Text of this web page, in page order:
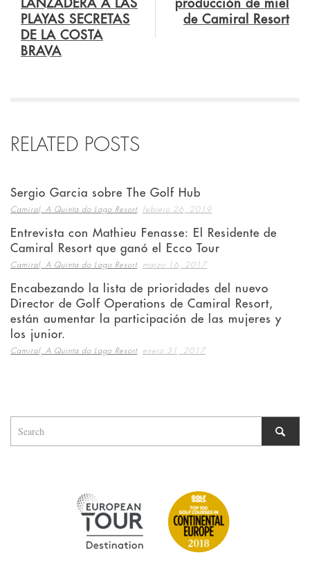
producción de miel
de Camiral Resort
LANZADERA A LAS
PLAYAS SECRETAS
DE LA COSTA
BRAVA
RELATED POSTS
Sergio Garcia sobre The Golf Hub
Camiral, A Quinta do Lago Resort, febrero 26, 2019
Entrevista con Mathieu Fenasse: El Residente de
Camiral Resort que ganó el Ecco Tour
Camiral, A Quinta do Lago Resort, marzo 16, 2017
Encabezando la lista de prioridades del nuevo
Director de Golf Operations de Camiral Resort,
están aumentar la participación de las mujeres y
los junior.
Camiral, A Quinta do Lago Resort, enero 31, 2017